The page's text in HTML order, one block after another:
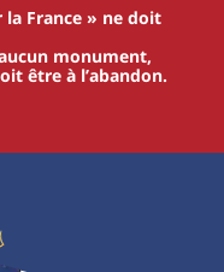
France » ne doit
monument,
être à l’abandon.